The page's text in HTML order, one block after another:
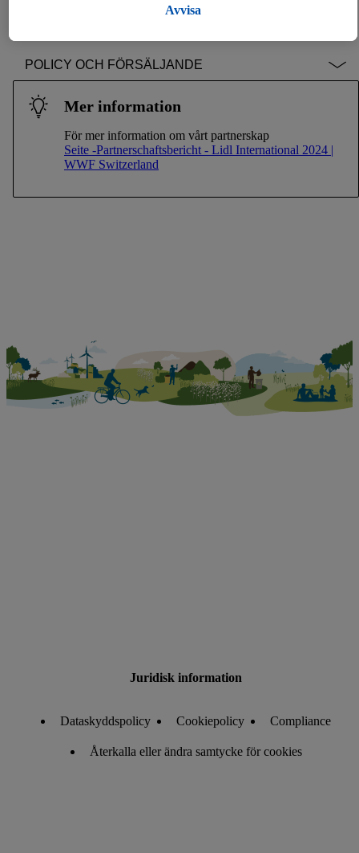
POLICY OCH FÖRSÄLJANDE
Mer information
För mer information om vårt partnerskap
Seite -Partnerschaftsbericht - Lidl International 2024 |
WWF Switzerland
Juridisk information
Dataskyddspolicy Cookiepolicy Compliance
Återkalla eller ändra samtycke för cookies
ytterligare information om personuppgiftsbehandling.
du till all behandling för alla ovan nämnda syften. Ytterligare
personuppgifterna och din rätt att när som helst återkalla ditt
integritetspolicy.Du kan hitta avtrycken här.
Avvisa